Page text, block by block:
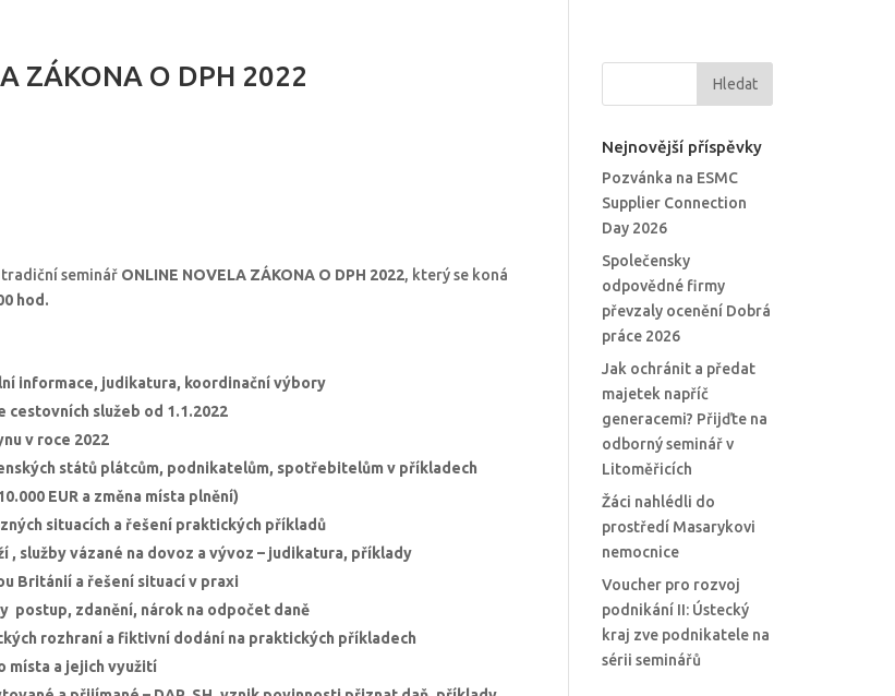
ZÁKONA O DPH 2022
seminář ONLINE NOVELA ZÁKONA O DPH 2022, který se koná
hod .
informace, judikatura, koordinační výbory
služeb od 1.1.2022
v roce 2022
států plátcům, podnikatelům, spotřebitelům v příkladech
EUR a změna místa plnění)
situacích a řešení praktických příkladů
, služby vázané na dovoz a vývoz – judikatura, příklady
Británií a řešení situací v praxi
postup, zdanění, nárok na odpočet daně
rozhraní a fiktivní dodání na praktických příkladech
místa a jejich využití
Nejnovější příspěvky
Pozvánka na ESMC
Supplier Connection
Day 2026
Společensky
odpovědné firmy
převzaly ocenění Dobrá
práce 2026
Jak ochránit a předat
majetek napříč
generacemi? Přijďte na
odborný seminář v
Litoměřicích
Žáci nahlédli do
prostředí Masarykovi
nemocnice
Voucher pro rozvoj
podnikání II: Ústecký
kraj zve podnikatele na
sérii seminářů